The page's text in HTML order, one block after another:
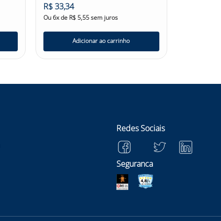
R$33,34
Ou6x de R$5,55sem juros
Adicionar ao carrinho
Redes Sociais
Seguranca